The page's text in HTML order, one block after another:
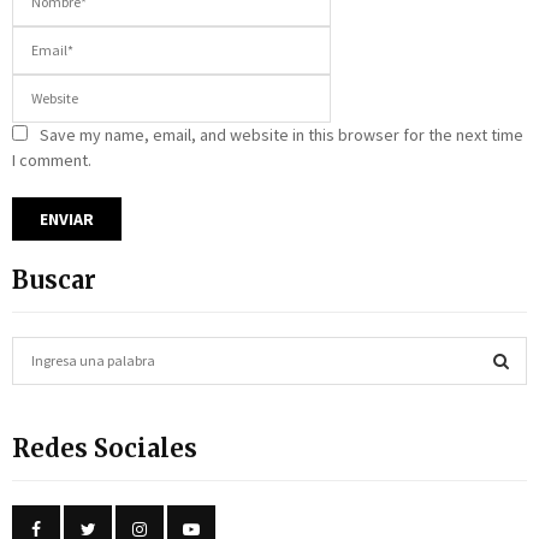
Save my name, email, and website in this browser for the next time
I comment.
Buscar
c
f
Redes Sociales